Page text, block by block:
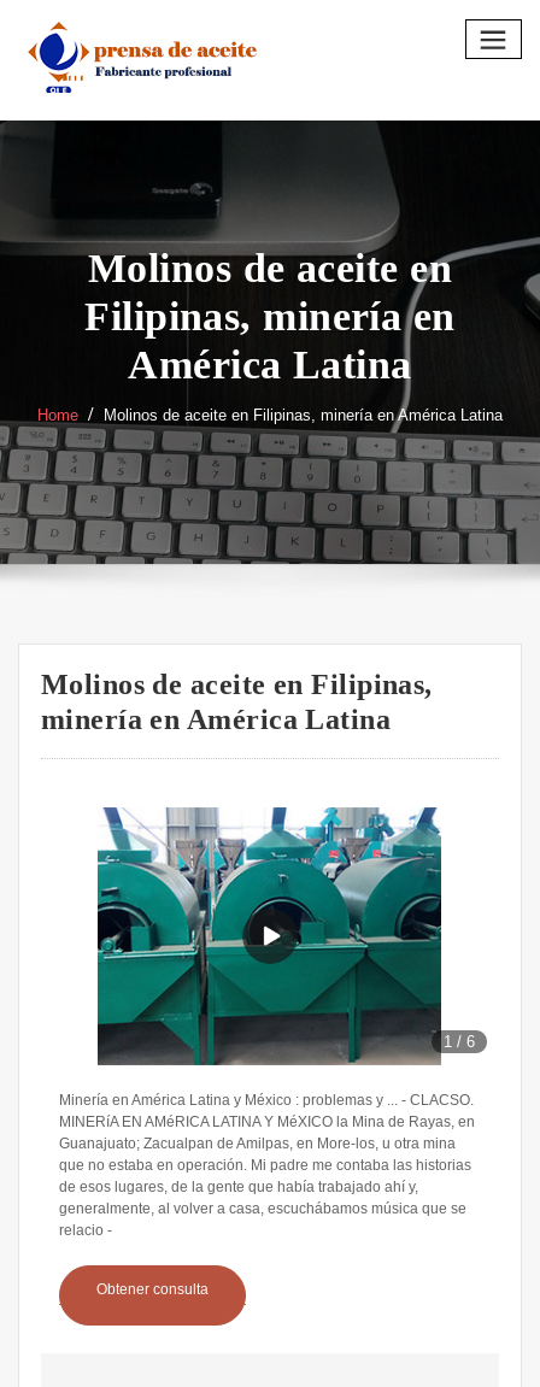
content
Molinos de aceite en
Filipinas, minería en
América Latina
Home Molinos de aceite en Filipinas, minería en América Latina
Molinos de aceite en Filipinas,
minería en América Latina
1 /6
Minería en América Latina y México : problemas y ... - CLACSO.
MINERíA EN AMéRICA LATINA Y MéXICO la Mina de Rayas, en
Guanajuato; Zacualpan de Amilpas, en More-los, u otra mina
que no estaba en operación. Mi padre me contaba las historias
de esos lugares, de la gente que había trabajado ahí y,
generalmente, al volver a casa, escuchábamos música que se
relacio -
Obtener consulta